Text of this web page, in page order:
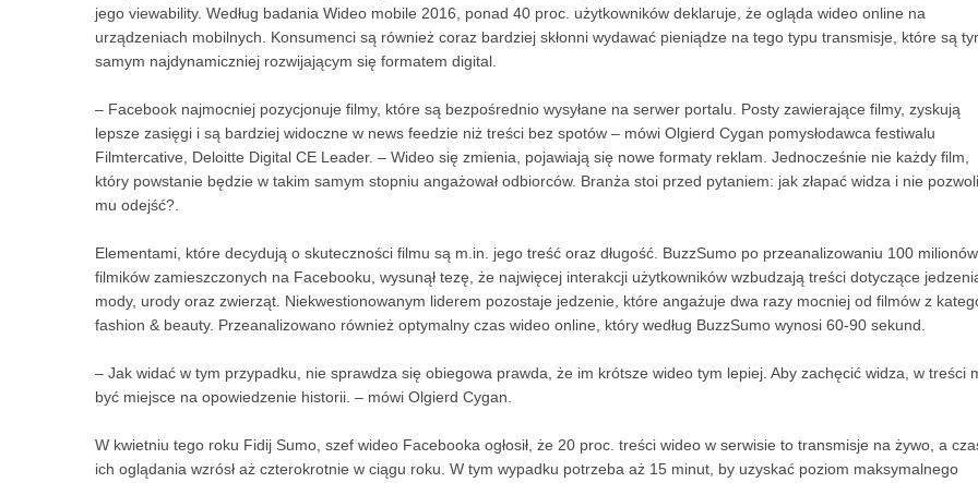
jego viewability. Według badania Wideo mobile 2016, ponad 40 proc. użytkowników deklaruje, że ogląda wideo online na
urządzeniach mobilnych. Konsumenci są również coraz bardziej skłonni wydawać pieniądze na tego typu transmisje, które są
samym najdynamiczniej rozwijającym się formatem digital.
– Facebook najmocniej pozycjonuje filmy, które są bezpośrednio wysyłane na serwer portalu. Posty zawierające filmy, zyskują
lepsze zasięgi i są bardziej widoczne w news feedzie niż treści bez spotów – mówi Olgierd Cygan pomysłodawca festiwalu
Filmtercative, Deloitte Digital CE Leader. – Wideo się zmienia, pojawiają się nowe formaty reklam. Jednocześnie nie każdy film,
który powstanie będzie w takim samym stopniu angażował odbiorców. Branża stoi przed pytaniem: jak złapać widza i nie
mu odejść?.
Elementami, które decydują o skuteczności filmu są m.in. jego treść oraz długość. BuzzSumo po przeanalizowaniu 100 milionów
filmików zamieszczonych na Facebooku, wysunął tezę, że najwięcej interakcji użytkowników wzbudzają treści dotyczące
mody, urody oraz zwierząt. Niekwestionowanym liderem pozostaje jedzenie, które angażuje dwa razy mocniej od filmów z
fashion & beauty. Przeanalizowano również optymalny czas wideo online, który według BuzzSumo wynosi 60-90 sekund.
– Jak widać w tym przypadku, nie sprawdza się obiegowa prawda, że im krótsze wideo tym lepiej. Aby zachęcić widza, w treści
być miejsce na opowiedzenie historii. – mówi Olgierd Cygan.
W kwietniu tego roku Fidij Sumo, szef wideo Facebooka ogłosił, że 20 proc. treści wideo w serwisie to transmisje na żywo, a
ich oglądania wzrósł aż czterokrotnie w ciągu roku. W tym wypadku potrzeba aż 15 minut, by uzyskać poziom maksymalnego